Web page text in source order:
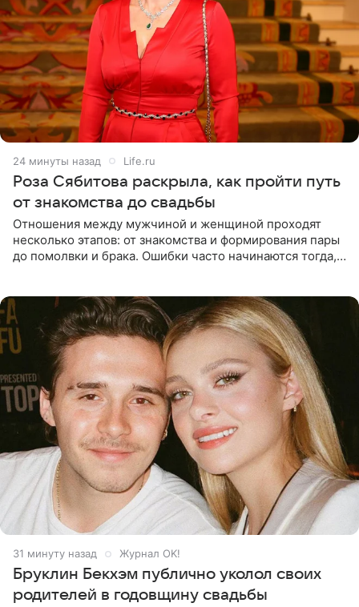
24 минуты назад Life.ru
Роза Сябитова раскрыла, как пройти путь
от знакомства до свадьбы
Отношения между мужчиной и женщиной проходят
несколько этапов: от знакомства и формирования пары
до помолвки и брака. Ошибки часто начинаются тогда,
31 минуту назад Журнал OK!
Бруклин Бекхэм публично уколол своих
родителей в годовщину свадьбы